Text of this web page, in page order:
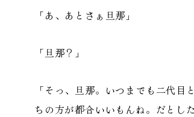
「あ、あとさぁ旦那」
「旦那？」
「そっ、旦那。いつまでも二代
ちの方が都合いいもんね。だとし